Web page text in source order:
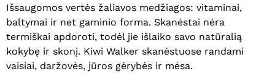
Eiti Į Parduotuvę
Išsaugomos vertės žaliavos medžiagos: vitaminai,
baltymai ir net gaminio forma. Skanėstai nėra
termiškai apdoroti, todėl jie išlaiko savo natūralią
kokybę ir skonį. Kiwi Walker skanėstuose randami
vaisiai, daržovės, jūros gėrybės ir mėsa.